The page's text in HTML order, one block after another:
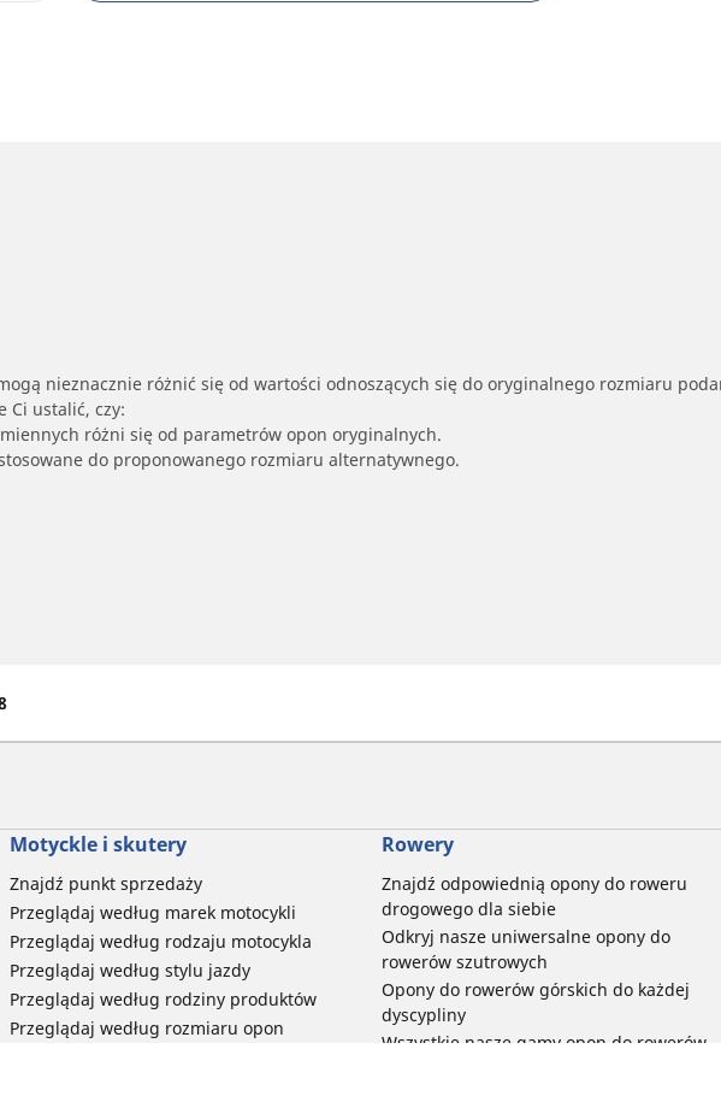
nieznacznie różnić się od wartości odnoszących się do oryginalnego rozmiaru
Ci ustalić, czy:
różni się od parametrów opon oryginalnych.
do proponowanego rozmiaru alternatywnego.
Motyckle i skutery
Znajdź punkt sprzedaży
Przeglądaj według marek motocykli
Przeglądaj według rodzaju motocykla
Przeglądaj według stylu jazdy
Przeglądaj według rodziny produktów
Przeglądaj według rozmiaru opon
Rowery
Znajdź odpowiednią opony do roweru
drogowego dla siebie
Odkryj nasze uniwersalne opony do
rowerów szutrowych
Opony do rowerów górskich do każdej
dyscypliny
Wszystkie nasze gamy opon do rowerów